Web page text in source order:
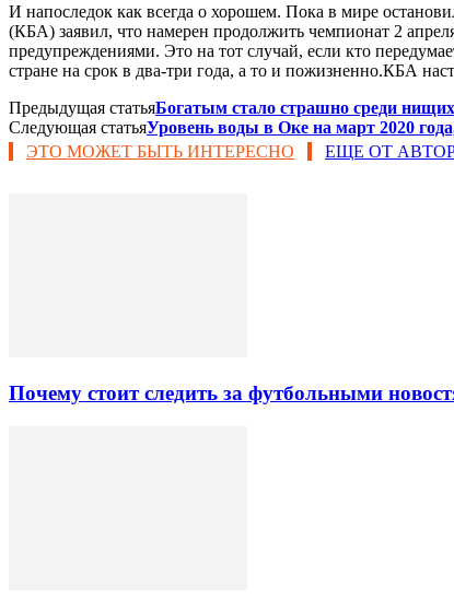
И напоследок как всегда о хорошем. Пока в мире
(КБА) заявил, что намерен продолжить чемпионат 2
предупреждениями. Это на тот случай, если кто
стране на срок в два-три года, а то и пожизненно.КБА
Предыдущая статьяБогатым стало страшно среди
Следующая статьяУровень воды в Оке на март 2020
ЭТО МОЖЕТ БЫТЬ ИНТЕРЕСНО
ЕЩЕ ОТ
Почему стоит следить за футбольными